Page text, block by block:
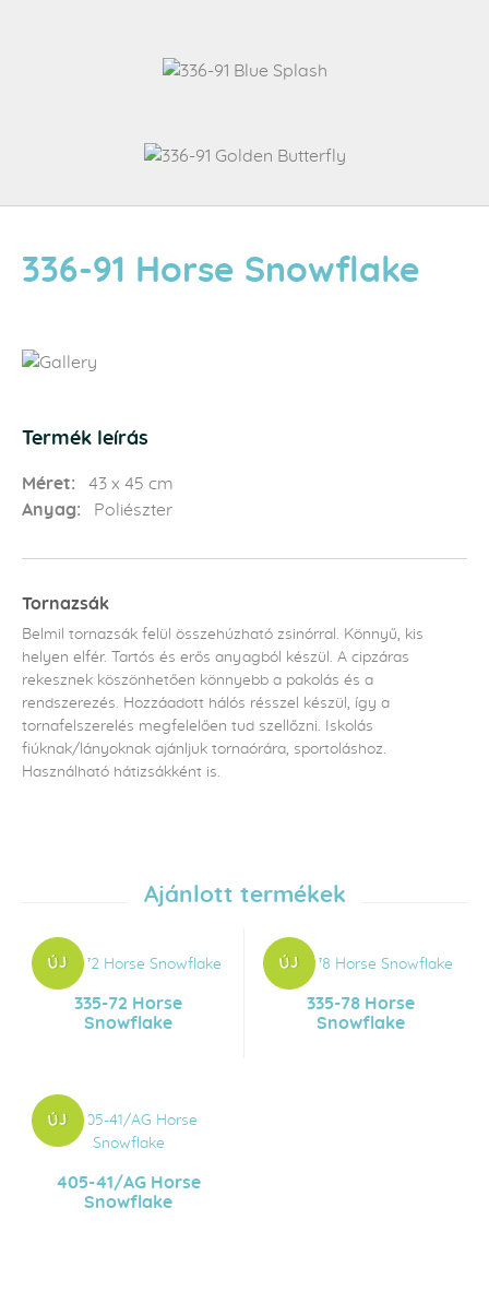
336-91 Horse Snowflake
Termék leírás
Méret:
43 x 45 cm
Anyag:
Poliészter
Tornazsák
Belmil tornazsák felül összehúzható zsinórral. Könnyű, kis
helyen elfér. Tartós és erős anyagból készül. A cipzáras
rekesznek köszönhetően könnyebb a pakolás és a
rendszerezés. Hozzáadott hálós résszel készül, így a
tornafelszerelés megfelelően tud szellőzni. Iskolás
fiúknak/lányoknak ajánljuk tornaórára, sportoláshoz.
Használható hátizsákként is.
Ajánlott termékek
335-72 Horse
Snowflake
335-78 Horse
Snowflake
405-41/AG Horse
Snowflake